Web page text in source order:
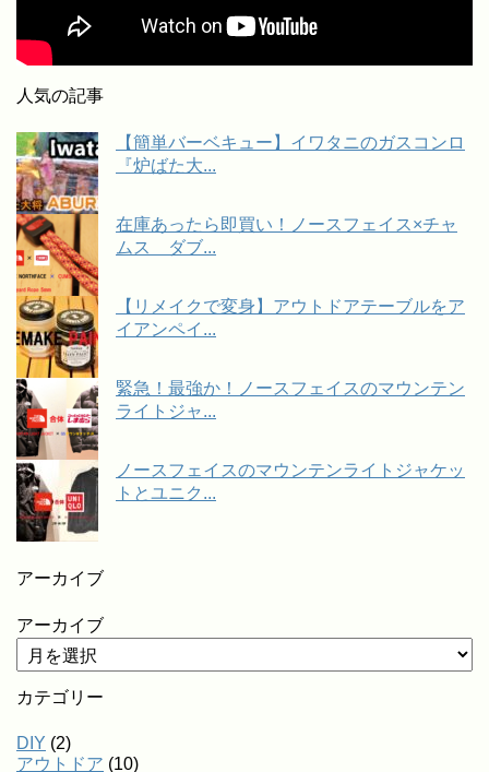
人気の記事
【簡単バーベキュー】イワタニのガスコンロ
『炉ばた大...
在庫あったら即買い！ノースフェイス×チャ
ムス ダブ...
【リメイクで変身】アウトドアテーブルをア
イアンペイ...
緊急！最強か！ノースフェイスのマウンテン
ライトジャ...
ノースフェイスのマウンテンライトジャケッ
トとユニク...
アーカイブ
アーカイブ
カテゴリー
DIY (2)
アウトドア (10)